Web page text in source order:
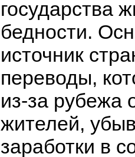
государства
бедности.
источник
переводы,
из-за рубежа
жителей,
заработки в